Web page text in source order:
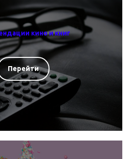
кино и книг
Перейти